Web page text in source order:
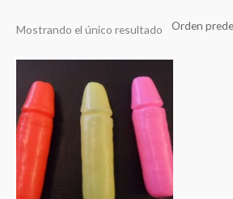
Mostrando el único resultado